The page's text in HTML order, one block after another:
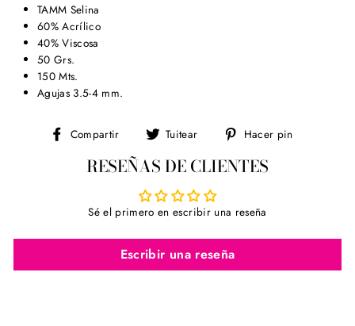
TAMM Selina
60% Acrílico
40% Viscosa
50 Grs.
150 Mts.
Agujas 3.5-4 mm.
Compartir
Compartir
Facebook
Tuitear
Tuitear
Twitter
Hacer pin
RESEÑAS DE CLIENTES
Sé el primero en escribir una reseña
Escribir una reseña